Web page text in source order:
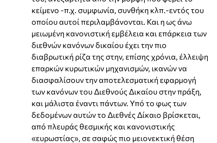
κείμενο -π.χ. συμφωνία, συνθήκη κλπ.-εντός του
οποίου αυτοί περιλαμβάνονται. Και η ως άνω
μειωμένη κανονιστική εμβέλεια και επάρκεια των
διεθνών κανόνων δικαίου έχει την πιο
διαβρωτική ρίζα της στην, επίσης χρόνια, έλλειψη
επαρκών κυρωτικών μηχανισμών, ικανών να
διασφαλίσουν την αποτελεσματική εφαρμογή
των κανόνων του Διεθνούς Δικαίου στην πράξη,
και μάλιστα έναντι πάντων. Υπό το φως των
δεδομένων αυτών το Διεθνές Δίκαιο βρίσκεται,
από πλευράς θεσμικής και κανονιστικής
«ευρωστίας», σε σαφώς πιο μειονεκτική θέση